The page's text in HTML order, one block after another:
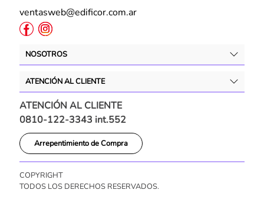
ventasweb@edificor.com.ar
NOSOTROS
ATENCIÓN AL CLIENTE
ATENCIÓN AL CLIENTE
0810-122-3343 int.552
Arrepentimiento de Compra
COPYRIGHT
TODOS LOS DERECHOS RESERVADOS.